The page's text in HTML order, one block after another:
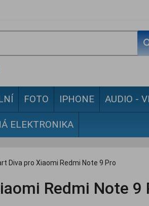
FOTO IPHONE AUDIO -
ELEKTRONIKA
Diva pro Xiaomi Redmi Note 9 Pro
Redmi Note 9